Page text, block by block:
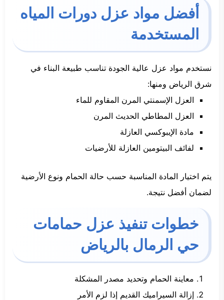
أفضل مواد عزل دورات المياه
المستخدمة
نستخدم مواد عزل عالية الجودة تناسب طبيعة البناء في
شرق الرياض ومنها:
العزل الإسمنتي المرن المقاوم للماء
العزل المطاطي الحديث المرن
مادة الإيبوكسي العازلة
لفائف البيتومين العازلة للأرضيات
يتم اختيار المادة المناسبة حسب حالة الحمام ونوع الأرضية
لضمان أفضل نتيجة.
خطوات تنفيذ عزل حمامات
حي الرمال بالرياض
معاينة الحمام وتحديد مصدر المشكلة
إزالة السيراميك القديم إذا لزم الأمر